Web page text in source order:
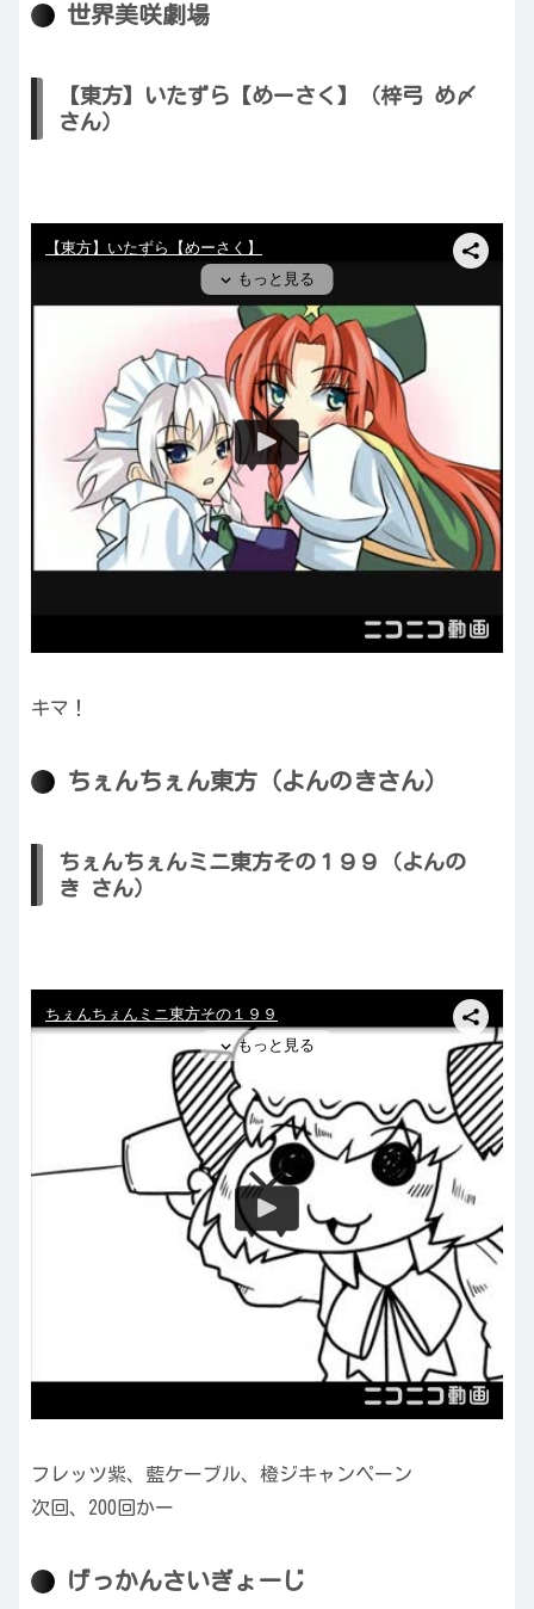
世界美咲劇場
【東方】いたずら【めーさく】（梓弓 め〆
さん）
キマ！
ちぇんちぇん東方（よんのきさん）
ちぇんちぇんミニ東方その１９９（よんの
き さん）
フレッツ紫、藍ケーブル、橙ジキャンペーン
次回、200回かー
げっかんさいぎょーじ